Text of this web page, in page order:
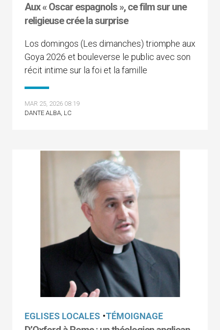
Aux « Oscar espagnols », ce film sur une
religieuse crée la surprise
Los domingos (Les dimanches) triomphe aux
Goya 2026 et bouleverse le public avec son
récit intime sur la foi et la famille
MAR 25, 2026 08:19
DANTE ALBA, LC
EGLISES LOCALES •TÉMOIGNAGE